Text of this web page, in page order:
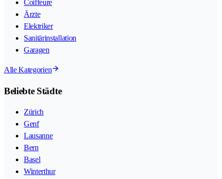
Coiffeure
Ärzte
Elektriker
Sanitärinstallation
Garagen
Alle Kategorien
Beliebte Städte
Zürich
Genf
Lausanne
Bern
Basel
Winterthur